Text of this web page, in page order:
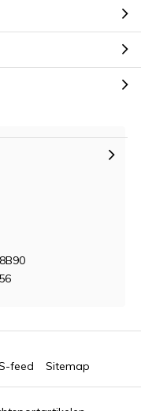
feed Sitemap